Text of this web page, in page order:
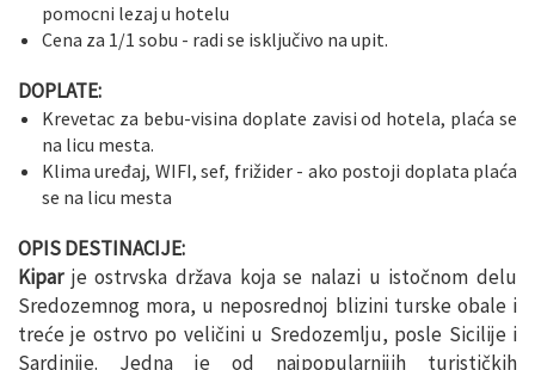
pomocni lezaj u hotelu
Cena za 1/1 sobu - radi se isključivo na upit.
DOPLATE:
Krevetac za bebu-visina doplate zavisi od hotela, plaća se
na licu mesta.
Klima uređaj, WIFI, sef, frižider - ako postoji doplata plaća
se na licu mesta
OPIS DESTINACIJE:
Kiparje ostrvska država koja se nalazi u istočnom delu
Sredozemnog mora, u neposrednoj blizini turske obale i
treće je ostrvo po veličini u Sredozemlju, posle Sicilije i
Sardinije. Jedna je od najpopularnijih turističkih